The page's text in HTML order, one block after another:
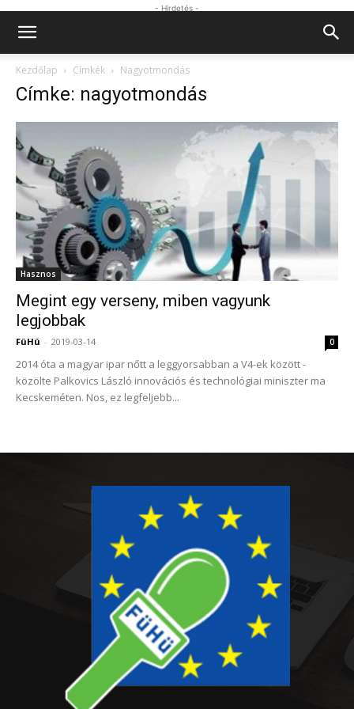
- Hirdetés -
Kezdőlap Címkék Nagyotmondás
Címke: nagyotmondás
Hasznos
Megint egy verseny, miben vagyunk
legjobbak
FüHü - 2019-03-14 0
2014 óta a magyar ipar nőtt a leggyorsabban a V4-ek között -
közölte Palkovics László innovációs és technológiai miniszter ma
Kecskeméten. Nos, ez legfeljebb...